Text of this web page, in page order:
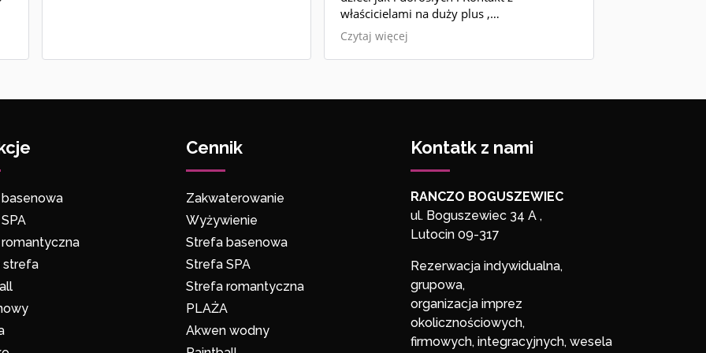
właścicielami na duży plus ,
bezproblemowi i pomocni . Na pewno
jeszcze nie jeden raz tam wrócę . Polecam
każdemu
Czytaj więcej
strefa
Cennik
Zakwaterowanie
Wyżywienie
Strefa basenowa
Strefa SPA
Strefa romantyczna
PLAŻA
Akwen wodny
Kontatk z nami
RANCZO BOGUSZEWIEC
ul. Boguszewiec 34 A ,
Lutocin 09-317
Rezerwacja indywidualna,
grupowa,
organizacja imprez
okolicznościowych,
firmowych, integracyjnych, wesela